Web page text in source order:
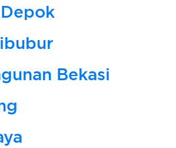
Bekasi